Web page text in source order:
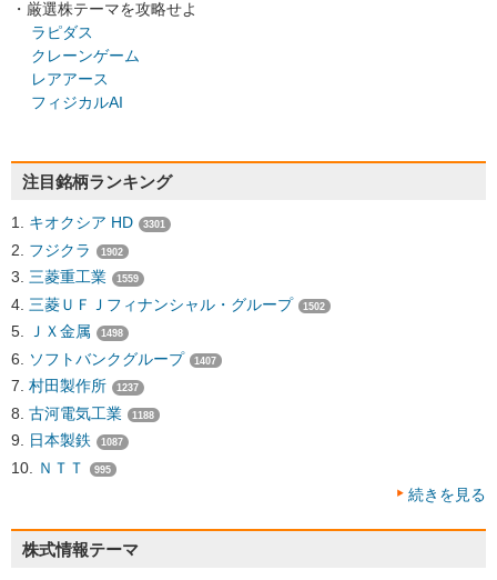
・厳選株テーマを攻略せよ
ラピダス
クレーンゲーム
レアアース
フィジカルAI
注目銘柄ランキング
キオクシア HD 3301
フジクラ 1902
三菱重工業 1559
三菱ＵＦＪフィナンシャル・グループ 1502
ＪＸ金属 1498
ソフトバンクグループ 1407
村田製作所 1237
古河電気工業 1188
日本製鉄 1087
ＮＴＴ 995
続きを見る
株式情報テーマ